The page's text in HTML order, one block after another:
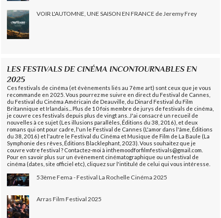
VOIR L'AUTOMNE, UNE SAISON EN FRANCE de Jeremy Frey
LES FESTIVALS DE CINÉMA INCONTOURNABLES EN
2025
Ces festivals de cinéma (et évènements liés au 7ème art) sont ceux que je vous
recommande en 2025. Vous pourrez me suivre en direct du Festival de Cannes,
du Festival du Cinéma Américain de Deauville, du Dinard Festival du Film
Britannique et Irlandais... Plus de 10 fois membre de jurys de festivals de cinéma,
je couvre ces festivals depuis plus de vingt ans. J'ai consacré un recueil de
nouvelles à ce sujet (Les illusions parallèles, Éditions du 38, 2016), et deux
romans qui ont pour cadre, l'un le Festival de Cannes (L'amor dans l'âme, Éditions
du 38, 2016) et l'autre le Festival du Cinéma et Musique de Film de La Baule (La
Symphonie des rêves, Éditions Blacklephant, 2023). Vous souhaitez que je
couvre votre festival ? Contactez-moi à inthemoodforfilmfestivals@gmail.com.
Pour en savoir plus sur un évènement cinématographique ou un festival de
cinéma (dates, site officiel etc), cliquez sur l'intitulé de celui qui vous intéresse.
53ème Fema - Festival La Rochelle Cinéma 2025
Arras Film Festival 2025